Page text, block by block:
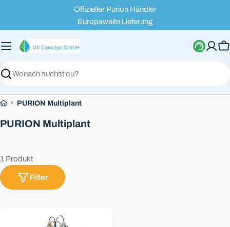
springen
Offizieller Purion Händler
Europaweite Lieferung
Suchen
› PURION Multiplant
S
m
l
u
PURION Multiplant
1 Produkt
Filter